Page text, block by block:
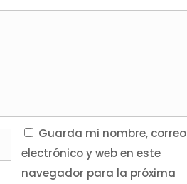
Guarda mi nombre, correo
electrónico y web en este
navegador para la próxima